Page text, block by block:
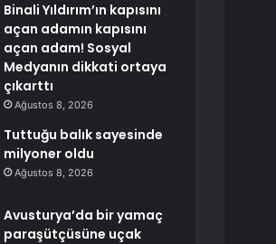
Binali Yıldırım’ın kapısını
açan adamın kapısını
açan adam! Sosyal
Medyanın dikkati ortaya
çıkarttı
Ağustos 8, 2026
Tuttuğu balık sayesinde
milyoner oldu
Ağustos 8, 2026
Avusturya’da bir yamaç
paraşütçüsüne uçak